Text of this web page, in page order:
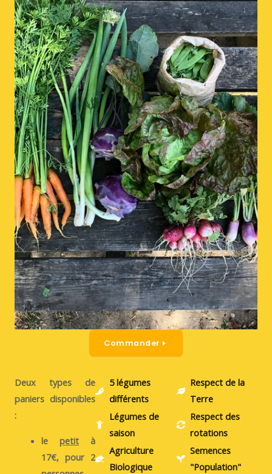
Commander
Deux types de
paniers disponibles
:
lepetit à
17€, pour 2
5 légumes
différents
Légumes de
saison
Agriculture
Biologique
Respect de la
Terre
Respect des
rotations
Semences
"Population"